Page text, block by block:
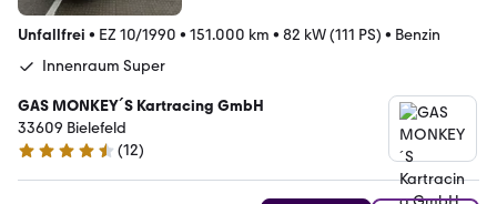
Unfallfrei • EZ 10/1990 • 151.000 km • 82 kW (111 PS) • Benzin
Innenraum Super
GAS MONKEY´S Kartracing GmbH
33609 Bielefeld
4.7 Sterne
(12)